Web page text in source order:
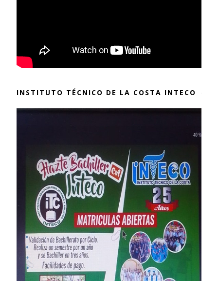
INSTITUTO TÉCNICO DE LA COSTA INTECO